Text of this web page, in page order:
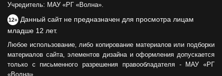
Учредитель: МАУ «РГ «Волна».
12+ Данный сайт не предназначен для просмотра лицам
младше 12 лет.
Любое использование, либо копирование материалов или подборки
материалов сайта, элементов дизайна и оформления допускается
только с письменного разрешения правообладателя - МАУ «РГ
«Волна».